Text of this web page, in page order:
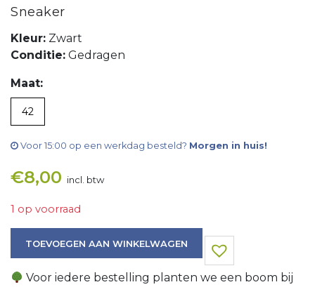
Sneaker
Kleur: Zwart
Conditie: Gedragen
Maat:
42
Voor 15:00 op een werkdag besteld? Morgen in huis!
€8,00 incl. btw
1 op voorraad
TOEVOEGEN AAN WINKELWAGEN
Voor iedere bestelling planten we een boom bij